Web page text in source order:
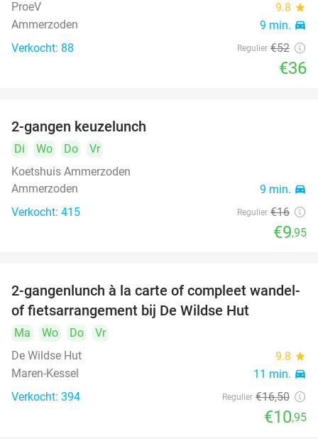
ProeV 9.8 star
Ammerzoden 9 min. directions_car
Verkocht: 88 Regulier €52
€36
2-gangen keuzelunch
Di Wo Do
Vr
Koetshuis Ammerzoden
Ammerzoden
9 min. directions_car
Verkocht: 415 Regulier €16
€9,95
34%
2-gangenlunch à la carte of compleet wandel-
of fietsarrangement bij De Wildse Hut
Ma Wo Do
Vr
De Wildse Hut
9.8 star
Maren-Kessel 11 min. directions_car
Verkocht: 394 Regulier €16,50
€10,95